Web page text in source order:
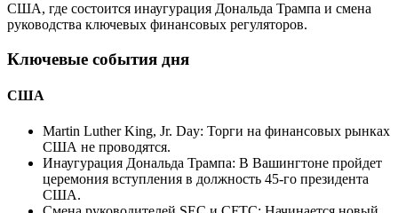
США, где состоится инаугурация Дональда Трампа и смена
руководства ключевых финансовых регуляторов.
Ключевые события дня
США
Martin Luther King, Jr. Day: Торги на финансовых рынках
США не проводятся.
Инаугурация Дональда Трампа: В Вашингтоне пройдет
церемония вступления в должность 45-го президента
США.